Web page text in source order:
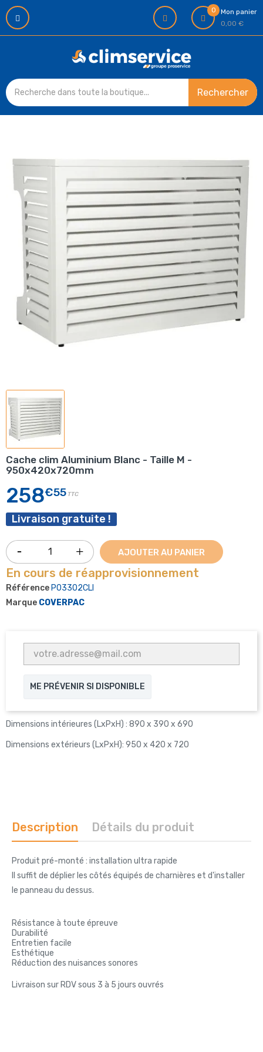
0
Mon panier
0,00 €
Rechercher
Cache clim Aluminium Blanc - Taille M -
950x420x720mm
258€55 TTC
Livraison gratuite !
AJOUTER AU PANIER
En cours de réapprovisionnement
Référence P03302CLI
Marque COVERPAC
ME PRÉVENIR SI DISPONIBLE
Dimensions intérieures (LxPxH) : 890 x 390 x 690
Dimensions extérieurs (LxPxH): 950 x 420 x 720
Description Détails du produit
Produit pré-monté : installation ultra rapide
Il suffit de déplier les côtés équipés de charnières et d'installer
le panneau du dessus.
Résistance à toute épreuve
Durabilité
Entretien facile
Esthétique
Réduction des nuisances sonores
Livraison sur RDV sous 3 à 5 jours ouvrés